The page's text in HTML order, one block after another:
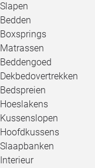
Slapen
Bedden
Boxsprings
Matrassen
Beddengoed
Dekbedovertrekken
Bedspreien
Hoeslakens
Kussenslopen
Hoofdkussens
Slaapbanken
Interieur